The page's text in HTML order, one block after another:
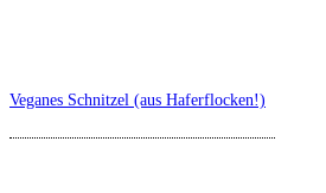
Veganes Schnitzel (aus Haferflocken!)